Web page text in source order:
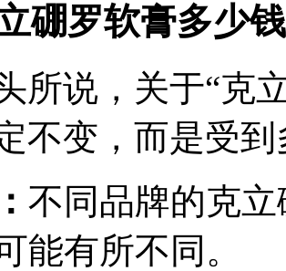
硼罗软膏多少
所说，关于“克
不变，而是受
不同品牌的克
能有所不同。